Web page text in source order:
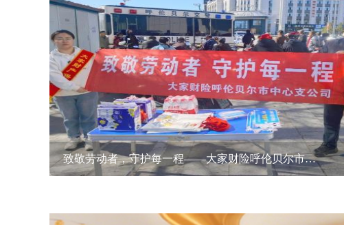
致敬劳动者，守护每一程——大家财险呼伦贝尔市中心支公司开展警企慰问暨金融科普宣传活动